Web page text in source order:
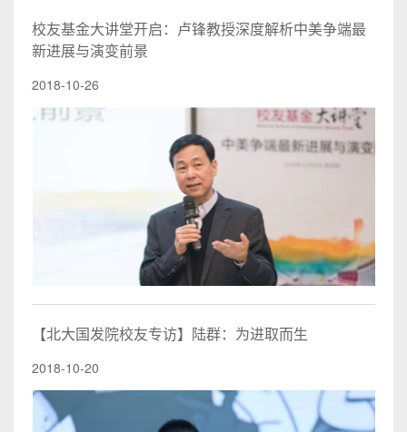
校友基金大讲堂开启：卢锋教授深度解析中美争端最
新进展与演变前景
2018-10-26
【北大国发院校友专访】陆群：为进取而生
2018-10-20